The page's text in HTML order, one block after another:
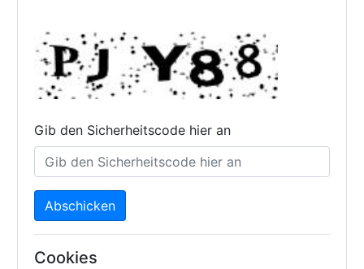
Gib den Sicherheitscode hier an
Abschicken
Cookies